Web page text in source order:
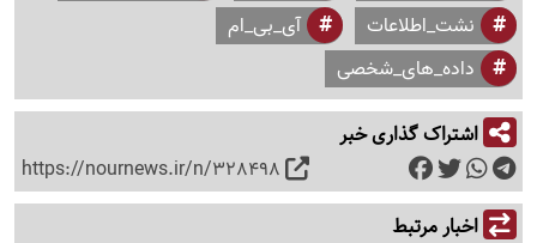
نشت_اطلاعات
آی_بی_ام
داده_های_شخصی
اشتراک گذاری خبر
https://nournews.ir/n/328498
اخبار مرتبط